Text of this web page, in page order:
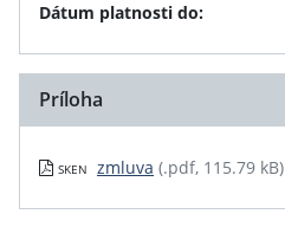
Dátum platnosti do:
Príloha
SKEN zmluva (.pdf, 115.79 kB)